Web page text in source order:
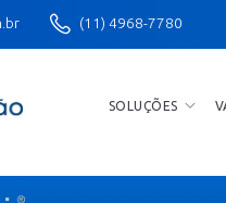
(11) 4968-7780
SOLUÇÕES